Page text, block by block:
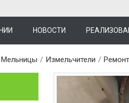
НОВОСТИ
Мельницы / Измельчители /